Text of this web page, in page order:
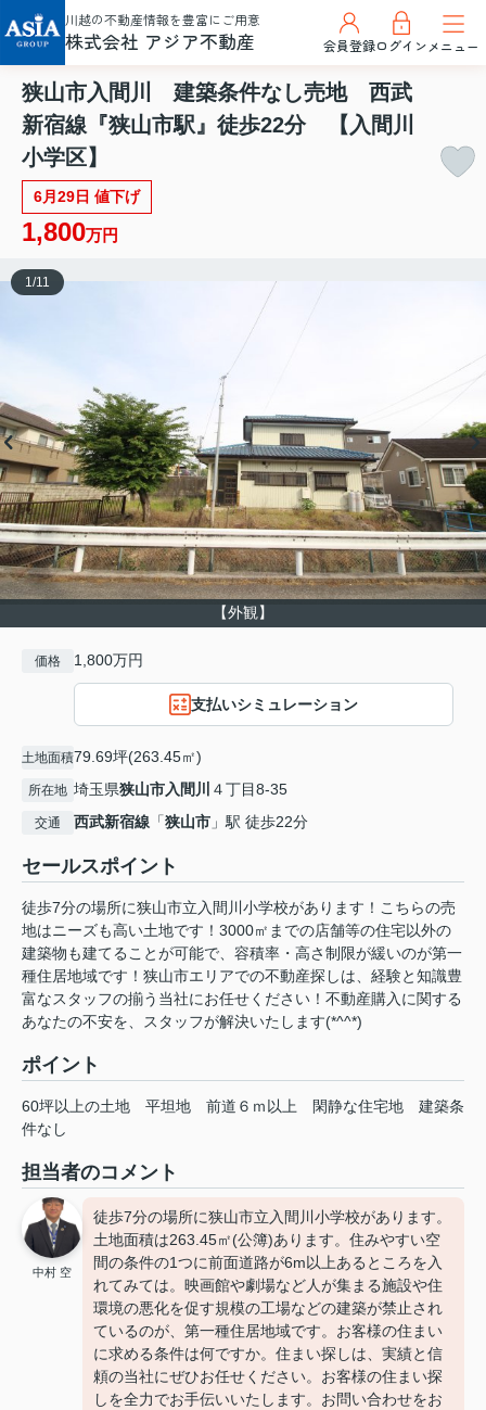
川越の不動産情報を豊富にご用意
株式会社 アジア不動産 会員登録ログインメニュー
狭山市入間川 建築条件なし売地 西武
新宿線『狭山市駅』徒歩22分 【入間川
小学区】
6月29日 値下げ
1,800万円
【外観】
1 /11
価格 1,800万円
支払いシミュレーション
土地面積79.69坪(263.45㎡)
所在地 埼玉県狭山市入間川 ４丁目8-35
交通 西武新宿線 「狭山市 」駅 徒歩22分
セールスポイント
徒歩7分の場所に狭山市立入間川小学校があります！こちらの売
地はニーズも高い土地です！3000㎡までの店舗等の住宅以外の
建築物も建てることが可能で、容積率・高さ制限が緩いのが第一
種住居地域です！狭山市エリアでの不動産探しは、経験と知識豊
富なスタッフの揃う当社にお任せください！不動産購入に関する
あなたの不安を、スタッフが解決いたします(*^^*)
ポイント
60坪以上の土地 平坦地 前道６ｍ以上 閑静な住宅地
建築条
件なし
担当者のコメント
中村 空
徒歩7分の場所に狭山市立入間川小学校があります。
土地面積は263.45㎡(公簿)あります。住みやすい空
間の条件の1つに前面道路が6m以上あるところを入
れてみては。映画館や劇場など人が集まる施設や住
環境の悪化を促す規模の工場などの建築が禁止され
ているのが、第一種住居地域です。お客様の住まい
に求める条件は何ですか。住まい探しは、実績と信
頼の当社にぜひお任せください。お客様の住まい探
しを全力でお手伝いいたします。お問い合わせをお